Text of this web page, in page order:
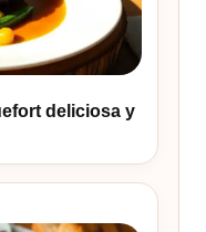
deliciosa y